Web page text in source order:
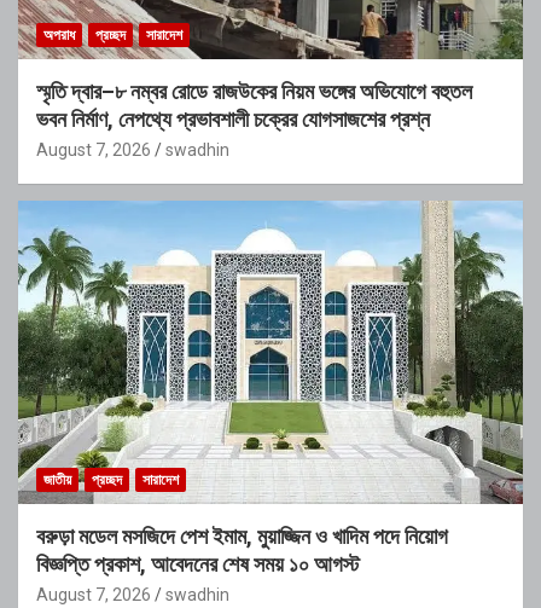
অপরাধ প্রচ্ছদ সারাদেশ
স্মৃতি দ্বার–৮ নম্বর রোডে রাজউকের নিয়ম ভঙ্গের অভিযোগে বহুতল
ভবন নির্মাণ, নেপথ্যে প্রভাবশালী চক্রের যোগসাজশের প্রশ্ন
August 7, 2026 swadhin
জাতীয় প্রচ্ছদ সারাদেশ
বরুড়া মডেল মসজিদে পেশ ইমাম, মুয়াজ্জিন ও খাদিম পদে নিয়োগ
বিজ্ঞপ্তি প্রকাশ, আবেদনের শেষ সময় ১০ আগস্ট
August 7, 2026 swadhin